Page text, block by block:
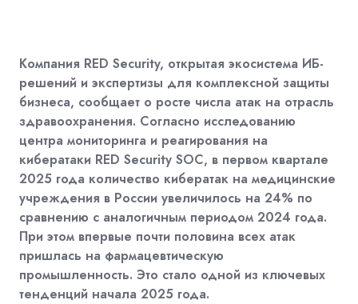
Компания RED Security, открытая экосистема ИБ-
решений и экспертизы для комплексной защиты
бизнеса, сообщает о росте числа атак на отрасль
здравоохранения. Согласно исследованию
центра мониторинга и реагирования на
кибератаки RED Security SOC, в первом квартале
2025 года количество кибератак на медицинские
учреждения в России увеличилось на 24% по
сравнению с аналогичным периодом 2024 года.
При этом впервые почти половина всех атак
пришлась на фармацевтическую
промышленность. Это стало одной из ключевых
тенденций начала 2025 года.